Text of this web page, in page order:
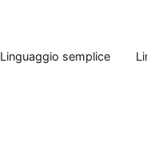
Linguaggio semplice